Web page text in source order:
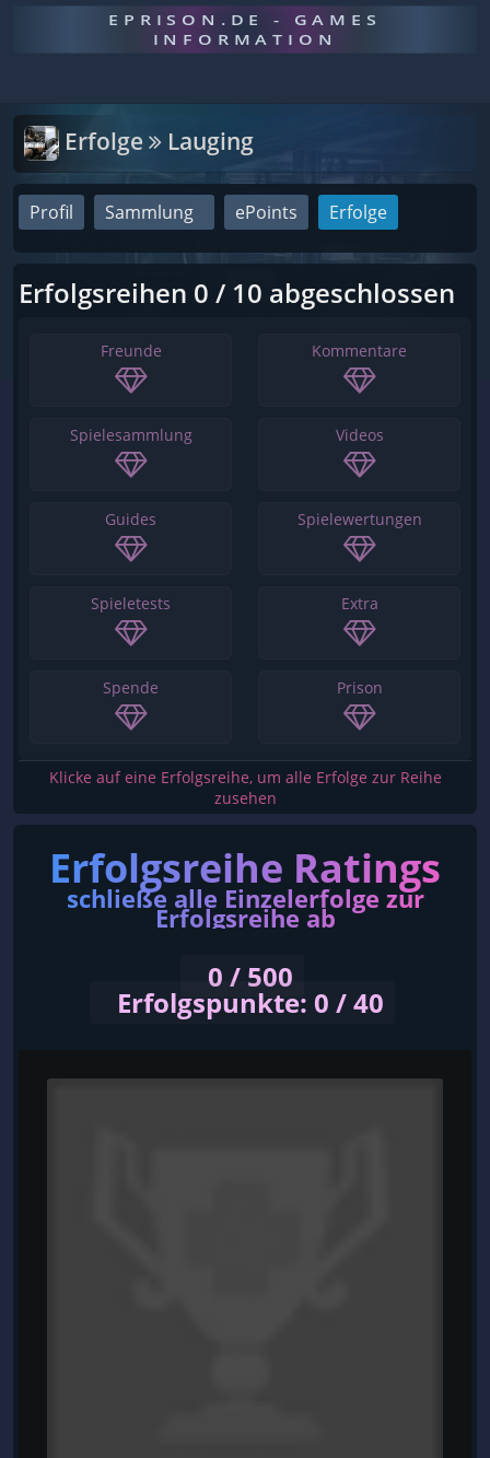
EPRISON.DE - GAMES
INFORMATION
Erfolge Lauging
Profil Sammlung ePoints Erfolge
Erfolgsreihen 0 / 10 abgeschlossen
Freunde Kommentare
Spielesammlung Videos
Guides Spielewertungen
Spieletests Extra
Spende Prison
Klicke auf eine Erfolgsreihe, um alle Erfolge zur Reihe
zusehen
Erfolgsreihe Ratings
schließe alle Einzelerfolge zur
Erfolgsreihe ab
0 / 500
Erfolgspunkte: 0 / 40